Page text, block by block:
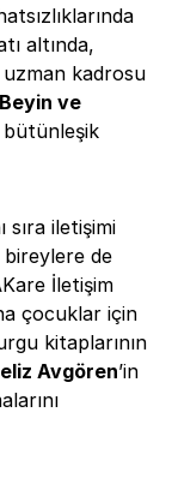
altında,
kadrosu
ve
bütünleşik
sıra iletişimi
de
İletişim
çocuklar için
kitaplarının
Avgören’in